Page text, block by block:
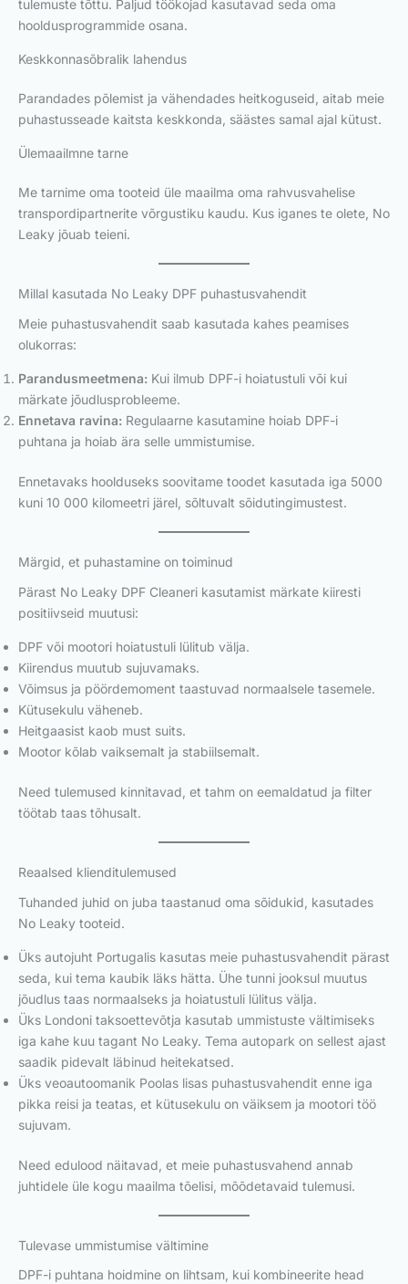
tulemuste tõttu. Paljud töökojad kasutavad seda oma
hooldusprogrammide osana.
Keskkonnasõbralik lahendus
Parandades põlemist ja vähendades heitkoguseid, aitab meie
puhastusseade kaitsta keskkonda, säästes samal ajal kütust.
Ülemaailmne tarne
Me tarnime oma tooteid üle maailma oma rahvusvahelise
transpordipartnerite võrgustiku kaudu. Kus iganes te olete, No
Leaky jõuab teieni.
Millal kasutada No Leaky DPF puhastusvahendit
Meie puhastusvahendit saab kasutada kahes peamises
olukorras:
Parandusmeetmena: Kui ilmub DPF-i hoiatustuli või kui
märkate jõudlusprobleeme.
Ennetava ravina: Regulaarne kasutamine hoiab DPF-i
puhtana ja hoiab ära selle ummistumise.
Ennetavaks hoolduseks soovitame toodet kasutada iga 5000
kuni 10 000 kilomeetri järel, sõltuvalt sõidutingimustest.
Märgid, et puhastamine on toiminud
Pärast No Leaky DPF Cleaneri kasutamist märkate kiiresti
positiivseid muutusi:
DPF või mootori hoiatustuli lülitub välja.
Kiirendus muutub sujuvamaks.
Võimsus ja pöördemoment taastuvad normaalsele tasemele.
Kütusekulu väheneb.
Heitgaasist kaob must suits.
Mootor kõlab vaiksemalt ja stabiilsemalt.
Need tulemused kinnitavad, et tahm on eemaldatud ja filter
töötab taas tõhusalt.
Reaalsed klienditulemused
Tuhanded juhid on juba taastanud oma sõidukid, kasutades
No Leaky tooteid.
Üks autojuht Portugalis kasutas meie puhastusvahendit pärast
seda, kui tema kaubik läks hätta. Ühe tunni jooksul muutus
jõudlus taas normaalseks ja hoiatustuli lülitus välja.
Üks Londoni taksoettevõtja kasutab ummistuste vältimiseks
iga kahe kuu tagant No Leaky. Tema autopark on sellest ajast
saadik pidevalt läbinud heitekatsed.
Üks veoautoomanik Poolas lisas puhastusvahendit enne iga
pikka reisi ja teatas, et kütusekulu on väiksem ja mootori töö
sujuvam.
Need edulood näitavad, et meie puhastusvahend annab
juhtidele üle kogu maailma tõelisi, mõõdetavaid tulemusi.
Tulevase ummistumise vältimine
DPF-i puhtana hoidmine on lihtsam, kui kombineerite head